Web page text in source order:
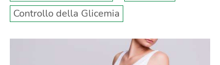
Controllo della Glicemia